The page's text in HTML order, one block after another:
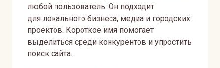
любой пользователь. Он подходит
для локального бизнеса, медиа и городских
проектов. Короткое имя помогает
выделиться среди конкурентов и упростить
поиск сайта.